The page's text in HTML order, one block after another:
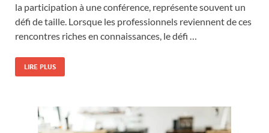
la participation à une conférence, représente souvent un
défi de taille. Lorsque les professionnels reviennent de ces
rencontres riches en connaissances, le défi …
LIRE PLUS